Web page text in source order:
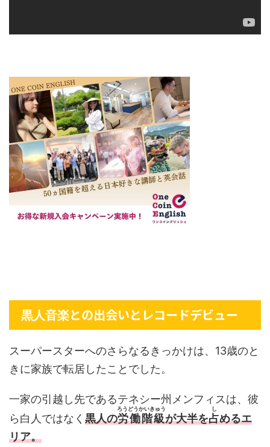
黒人音楽との出会いとレコードデビュー
スーパースターへのさらなるきっかけは、13歳のと
きに家族で転居したことでした。
一家の引越し先であるテネシー州メンフィスは、彼
ら白人ではなく 黒人の労働階級
ろうどうかいきゅう
が大半を占
し
めるエ
リア。